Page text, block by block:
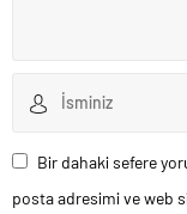
Bir dahaki sefere
posta adresimi ve web